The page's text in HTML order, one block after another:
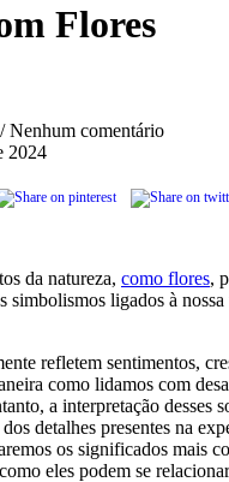
Flores
/ Nenhum comentário
2024
da natureza, como flores,
simbolismos ligados à
refletem sentimentos,
como lidamos com
a interpretação desses
detalhes presentes na
os significados mais
eles podem se